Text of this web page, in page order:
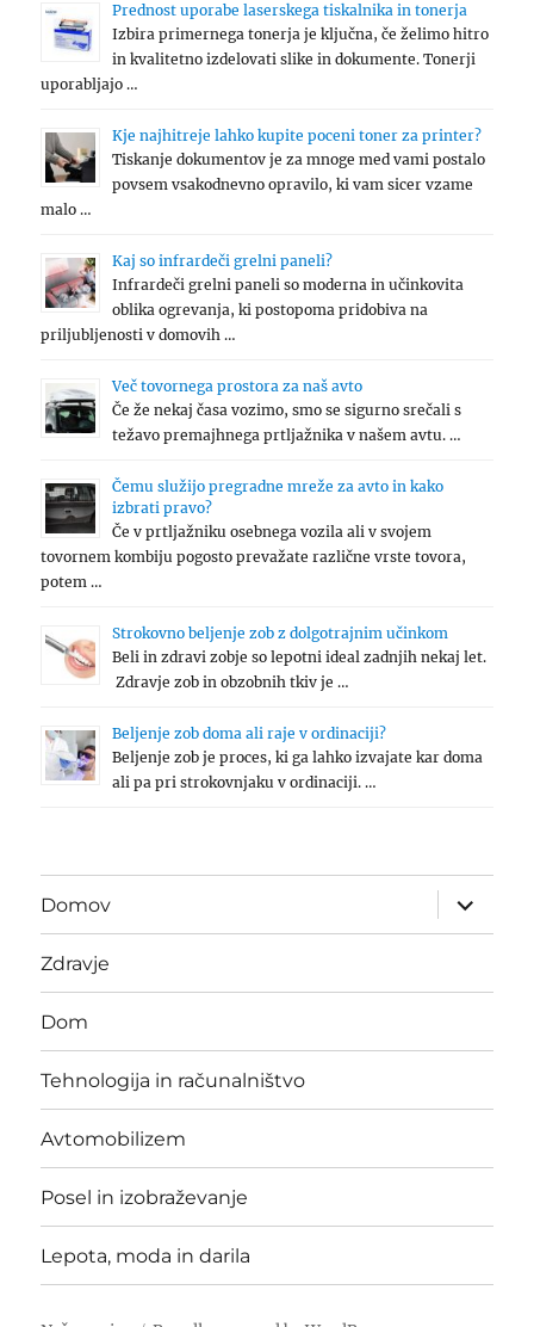
Prednost uporabe laserskega tiskalnika in tonerja
Izbira primernega tonerja je ključna, če želimo hitro
in kvalitetno izdelovati slike in dokumente. Tonerji
uporabljajo …
Kje najhitreje lahko kupite poceni toner za printer?
Tiskanje dokumentov je za mnoge med vami postalo
povsem vsakodnevno opravilo, ki vam sicer vzame
malo …
Kaj so infrardeči grelni paneli?
Infrardeči grelni paneli so moderna in učinkovita
oblika ogrevanja, ki postopoma pridobiva na
priljubljenosti v domovih …
Več tovornega prostora za naš avto
Če že nekaj časa vozimo, smo se sigurno srečali s
težavo premajhnega prtljažnika v našem avtu. …
Čemu služijo pregradne mreže za avto in kako
izbrati pravo?
Če v prtljažniku osebnega vozila ali v svojem
tovornem kombiju pogosto prevažate različne vrste tovora,
potem …
Strokovno beljenje zob z dolgotrajnim učinkom
Beli in zdravi zobje so lepotni ideal zadnjih nekaj let.
Zdravje zob in obzobnih tkiv je …
Beljenje zob doma ali raje v ordinaciji?
Beljenje zob je proces, ki ga lahko izvajate kar doma
ali pa pri strokovnjaku v ordinaciji. …
Domov
expand
child
menu
Zdravje
Dom
Tehnologija in računalništvo
Avtomobilizem
Posel in izobraževanje
Lepota, moda in darila